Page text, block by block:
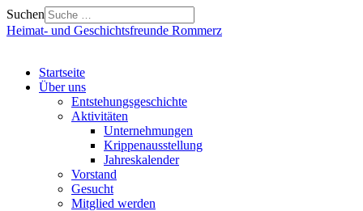
Suchen
Heimat- und Geschichtsfreunde Rommerz
Startseite
Über uns
Entstehungsgeschichte
Aktivitäten
Unternehmungen
Krippenausstellung
Jahreskalender
Vorstand
Gesucht
Mitglied werden